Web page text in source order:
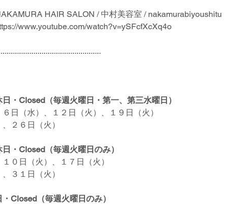
HAIR SALON / 中村美容室 / nakamurabiyoushitu
https://www.youtube.com/watch?v=ySFcfXcXq4o
日・Closed（毎週火曜日・第一、第三水曜日）
６日（水）、１２日（火）、１９日（火）
２６日（火）
日・Closed（毎週火曜日のみ）
０日（火）、１７日（火）
３１日（火）
・Closed（毎週火曜日のみ）